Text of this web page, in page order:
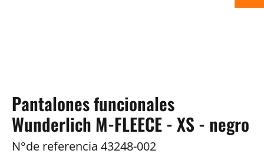
Pantalones funcionales
Wunderlich M-FLEECE - XS - negro
N°de referencia 43248-002